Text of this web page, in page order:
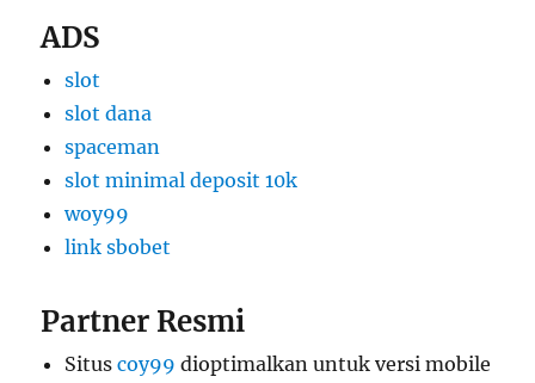
ADS
slot
slot dana
spaceman
slot minimal deposit 10k
woy99
link sbobet
Partner Resmi
Situscoy99 dioptimalkan untuk versi mobile